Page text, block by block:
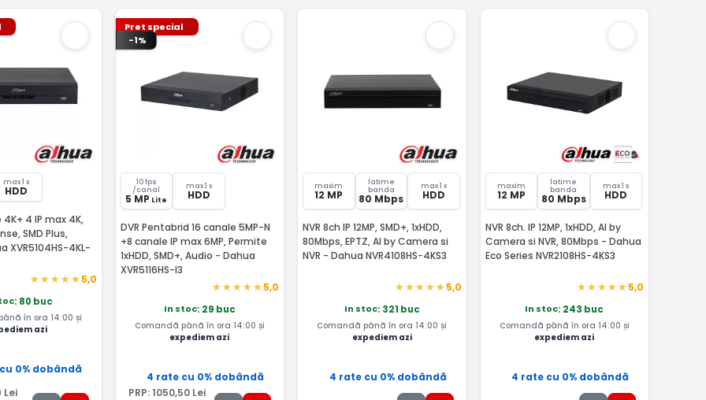
max 1 x
HDD
4K+ 4 IP max 4K,
SMD Plus,
XVR5104HS-4KL-
5,0
: 80 buc
în ora 14:00 și
azi
0% dobândă
Lei
Pret special
-1%
10 fps
/canal
5 MP Lite
max 1 x
HDD
DVR Pentabrid 16 canale 5MP-N
+8 canale IP max 6MP, Permite
1xHDD, SMD+, Audio - Dahua
XVR5116HS-I3
5,0
In stoc: 29 buc
Comandă până în ora 14:00 și
expediem azi
4 rate cu 0% dobândă
PRP: 1050,50Lei
maxim
12 MP
latime
banda
80 Mbps
max 1 x
HDD
NVR 8ch IP 12MP, SMD+, 1xHDD,
80Mbps, EPTZ, AI by Camera si
NVR - Dahua NVR4108HS-4KS3
5,0
In stoc: 321 buc
Comandă până în ora 14:00 și
expediem azi
4 rate cu 0% dobândă
maxim
12 MP
latime
banda
80 Mbps
max 1 x
HDD
NVR 8ch. IP 12MP, 1xHDD, AI by
Camera si NVR, 80Mbps - Dahua
Eco Series NVR2108HS-4KS3
5,0
In stoc: 243 buc
Comandă până în ora 14:00 și
expediem azi
4 rate cu 0% dobândă